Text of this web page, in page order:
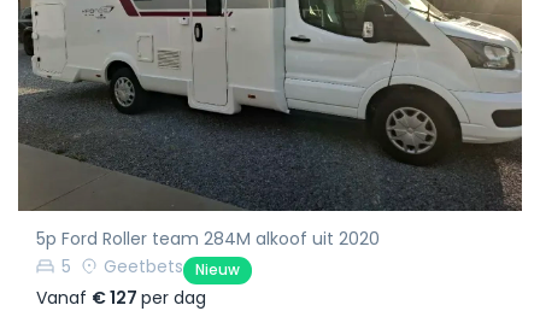
5p Ford Roller team 284M alkoof uit 2020
5
Geetbets Nieuw
Vanaf € 127 per dag